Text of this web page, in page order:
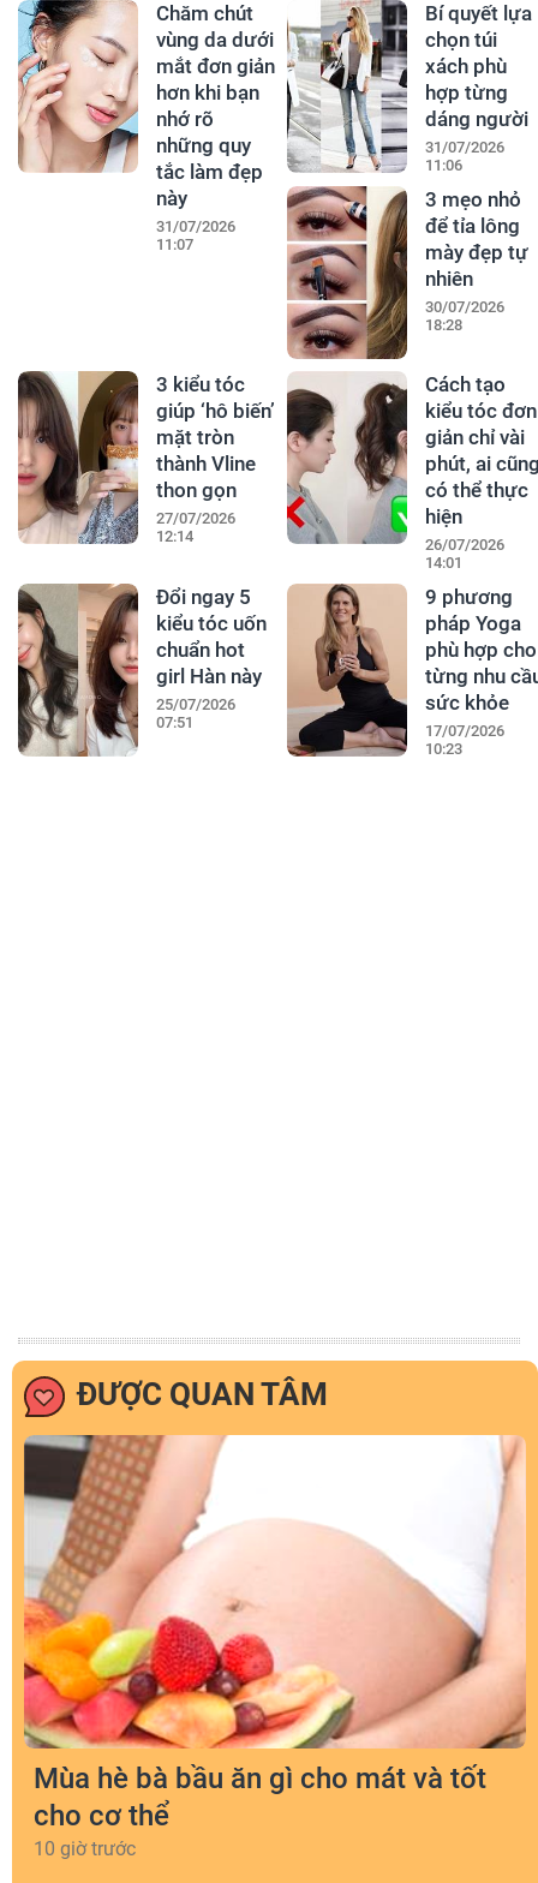
Chăm chút
vùng da dưới
mắt đơn giản
hơn khi bạn
nhớ rõ
những quy
tắc làm đẹp
này
31/07/2026
11:07
Bí quyết lựa
chọn túi
xách phù
hợp từng
dáng người
31/07/2026
11:06
3 mẹo nhỏ
để tỉa lông
mày đẹp tự
nhiên
30/07/2026
18:28
3 kiểu tóc
giúp ‘hô biến’
mặt tròn
thành Vline
thon gọn
27/07/2026
12:14
Cách tạo
kiểu tóc đơn
giản chỉ vài
phút, ai
có thể thực
hiện
26/07/2026
14:01
Đổi ngay 5
kiểu tóc uốn
chuẩn hot
girl Hàn này
25/07/2026
07:51
9 phương
pháp Yoga
phù hợp cho
từng nhu
sức khỏe
17/07/2026
10:23
ĐƯỢC QUAN TÂM
Mùa hè bà bầu ăn gì cho mát và tốt
cho cơ thể
10 giờ trước